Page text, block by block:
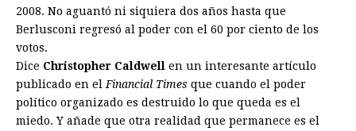
2008. No aguantó ni siquiera dos años hasta que
Berlusconi regresó al poder con el 60 por ciento de los
votos.
Dice Christopher Caldwell en un interesante artículo
publicado en el Financial Times que cuando el poder
político organizado es destruido lo que queda es el
miedo. Y añade que otra realidad que permanece es el